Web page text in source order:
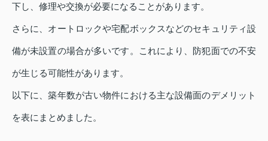
下し、修理や交換が必要になることがあります。
さらに、オートロックや宅配ボックスなどのセキュリティ設
備が未設置の場合が多いです。これにより、防犯面での不安
が生じる可能性があります。
以下に、築年数が古い物件における主な設備面のデメリット
を表にまとめました。